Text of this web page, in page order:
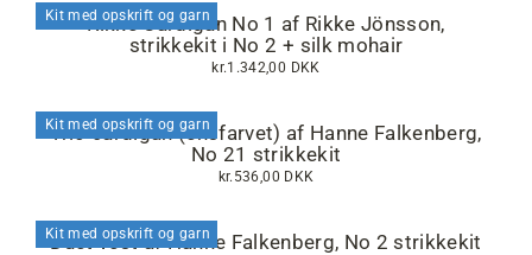
Kit med opskrift og garn
Rikke Cardigan No 1 af Rikke Jönsson,
strikkekit i No 2 + silk mohair
kr.1.342,00 DKK
Kit med opskrift og garn
Trio cardigan (ensfarvet) af Hanne Falkenberg,
No 21 strikkekit
kr.536,00 DKK
Kit med opskrift og garn
Duet vest af Hanne Falkenberg, No 2 strikkekit